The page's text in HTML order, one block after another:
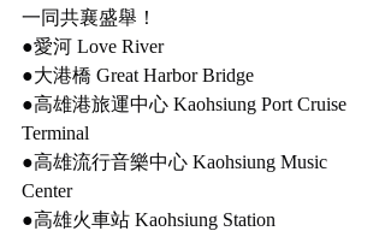
一同共襄盛舉！
●愛河 Love River
●大港橋 Great Harbor Bridge
●高雄港旅運中心 Kaohsiung Port Cruise
Terminal
●高雄流行音樂中心 Kaohsiung Music
Center
●高雄火車站 Kaohsiung Station